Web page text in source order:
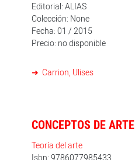
Editorial: ALIAS
Colección: None
Fecha: 01 / 2015
Precio: no disponible
Carrion, Ulises
CONCEPTOS DE ARTE
Teoría del arte
Isbn: 9786077985433